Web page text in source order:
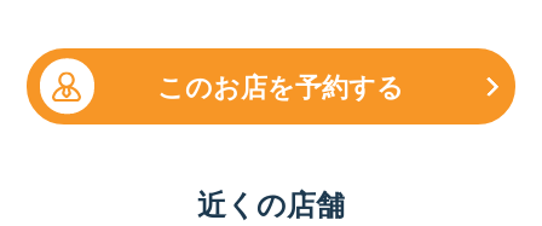
このお店を予約する
近くの店舗